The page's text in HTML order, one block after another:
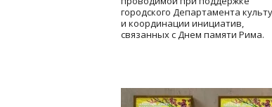
городского Департамента
и координации инициатив,
связанных с Днем памяти Рима.